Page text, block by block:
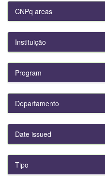
CNPq areas
Instituição
Program
Departamento
Date issued
Tipo